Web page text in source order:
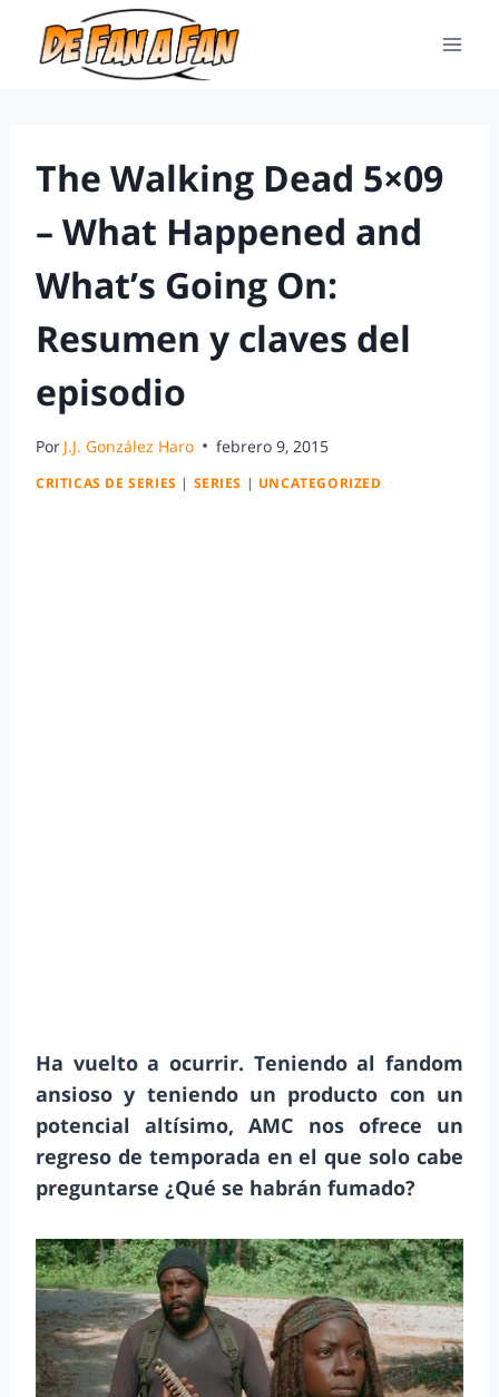
The Walking Dead 5×09
– What Happened and
What’s Going On:
Resumen y claves del
episodio
Por J.J. González Haro febrero 9, 2015
CRITICAS DE SERIES | SERIES | UNCATEGORIZED
Ha vuelto a ocurrir. Teniendo al fandom
ansioso y teniendo un producto con un
potencial altísimo, AMC nos ofrece un
regreso de temporada en el que solo cabe
preguntarse ¿Qué se habrán fumado?